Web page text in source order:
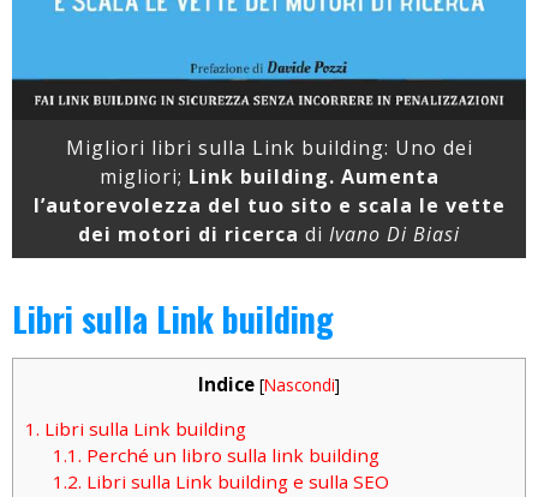
Migliori libri sulla Link building: Uno dei
migliori; Link building. Aumenta
l’autorevolezza del tuo sito e scala le vette
dei motori di ricerca di Ivano Di Biasi
Libri sulla Link building
Indice [Nascondi]
1. Libri sulla Link building
1.1. Perché un libro sulla link building
1.2. Libri sulla Link building e sulla SEO